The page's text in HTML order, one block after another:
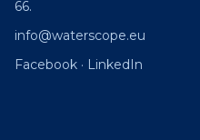
66.
info@waterscope.eu
Facebook · LinkedIn